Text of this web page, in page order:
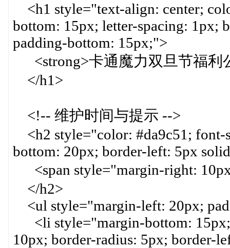
<h1 style="text-align: center;
bottom: 15px; letter-spacing: 1px;
padding-bottom: 15px;">
<strong>卡通魔力双旦节福利
</h1>
<!-- 维护时间与提示 -->
<h2 style="color: #da9c51; font-
bottom: 20px; border-left: 5px
<span style="margin-right:
</h2>
<ul style="margin-left: 20px;
<li style="margin-bottom: 15px;
10px; border-radius: 5px; border-